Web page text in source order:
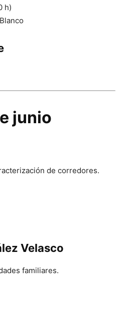
h)
junio
de corredores.
Velasco
familiares.